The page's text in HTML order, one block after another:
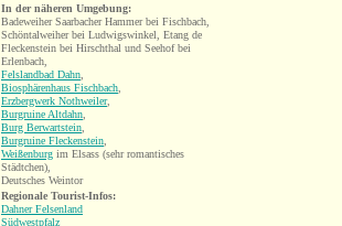
In der näheren Umgebung:
Badeweiher Saarbacher Hammer bei Fischbach,
Schöntalweiher bei Ludwigswinkel, Etang de
Fleckenstein bei Hirschthal und Seehof bei
Erlenbach,
Felslandbad Dahn
Biosphärenhaus Fischbach
Erzbergwerk Nothweiler,
Burgruine Altdahn
Burg Berwartstein
Burgruine Fleckenstein
Weißenburg im Elsass (sehr romantisches
Städtchen),
Deutsches Weintor
Regionale Tourist-Infos:
Dahner Felsenland
Südwestpfalz